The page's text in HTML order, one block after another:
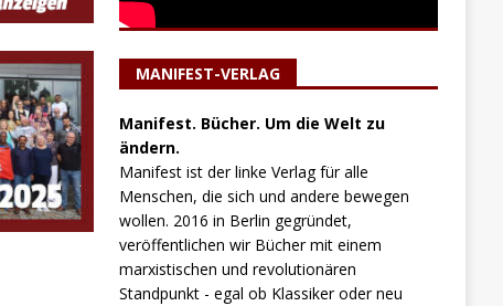
MANIFEST-VERLAG
Manifest. Bücher. Um die Welt zu
ändern.
Manifest ist der linke Verlag für alle
Menschen, die sich und andere bewegen
wollen. 2016 in Berlin gegründet,
veröffentlichen wir Bücher mit einem
marxistischen und revolutionären
Standpunkt - egal ob Klassiker oder neu